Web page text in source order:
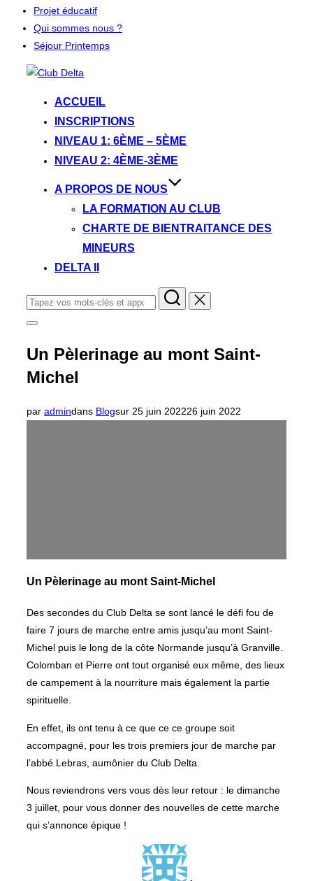
Projet éducatif
Qui sommes nous ?
Séjour Printemps
ACCUEIL
INSCRIPTIONS
NIVEAU 1: 6ÈME – 5ÈME
NIVEAU 2: 4ÈME-3ÈME
A PROPOS DE NOUS
LA FORMATION AU CLUB
CHARTE DE BIENTRAITANCE DES
MINEURS
DELTA II
Rechercher :
Permuter
colonne
latérale
et
la
Un Pèlerinage au mont Saint-
Michel
par admindans Blogsur Publié
25 juin 202226 juin 2022
Un Pèlerinage au mont Saint-Michel
Des secondes du Club Delta se sont lancé le défi fou de
faire 7 jours de marche entre amis jusqu’au mont Saint-
Michel puis le long de la côte Normande jusqu’à Granville.
Colomban et Pierre ont tout organisé eux même, des lieux
de campement à la nourriture mais également la partie
spirituelle.
En effet, ils ont tenu à ce que ce ce groupe soit
accompagné, pour les trois premiers jour de marche par
l’abbé Lebras, aumônier du Club Delta.
Nous reviendrons vers vous dès leur retour : le dimanche
3 juillet, pour vous donner des nouvelles de cette marche
qui s’annonce épique !